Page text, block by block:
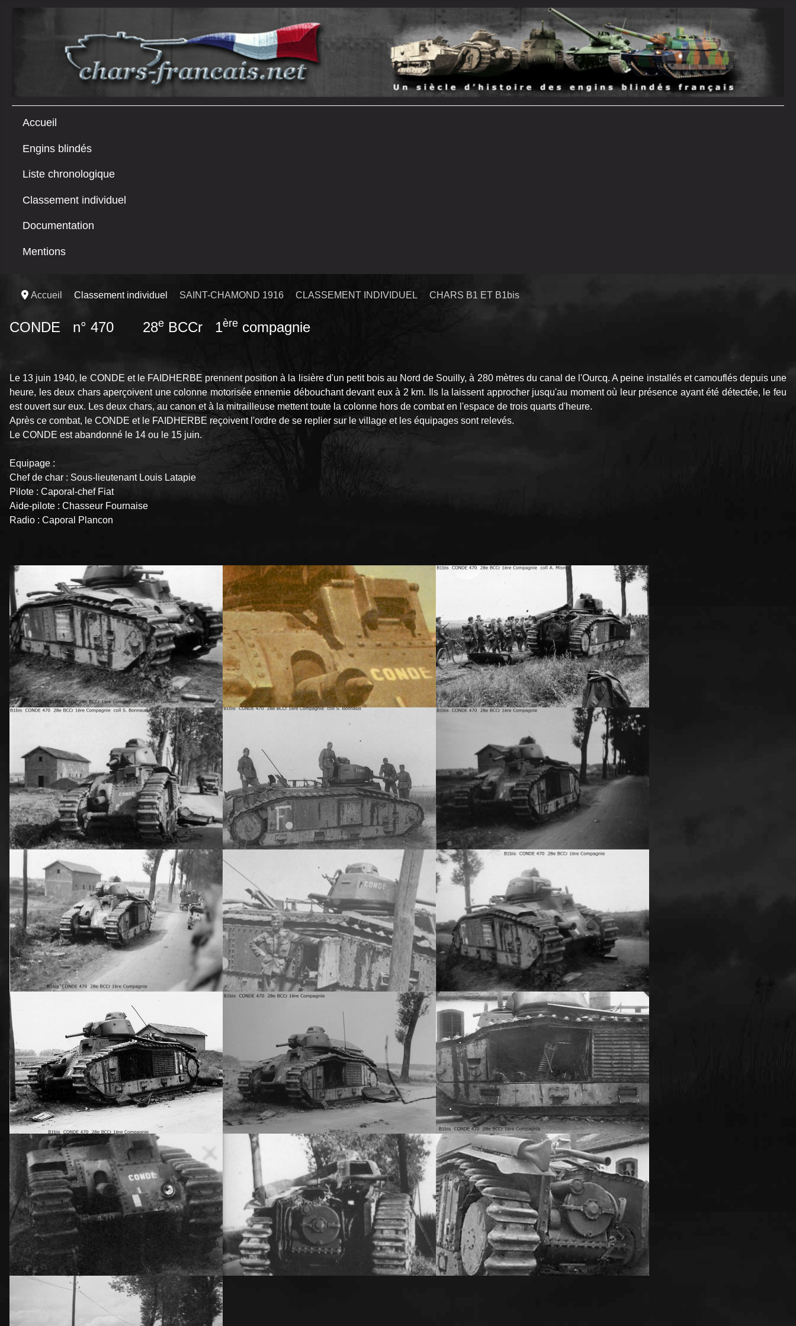
Accueil
Engins blindés
Liste chronologique
Classement individuel
Documentation
Mentions
Accueil Classement individuel SAINT-CHAMOND 1916 CLASSEMENT INDIVIDUEL CHARS B1 ET B1bis
CONDE n° 470 28e BCCr 1ère compagnie
Le 13 juin 1940, le CONDE et le FAIDHERBE prennent position à la lisière d'un petit bois au Nord de Souilly, à 280 mètres du canal de l'Ourcq. A peine installés et camouflés depuis une
heure, les deux chars aperçoivent une colonne motorisée ennemie débouchant devant eux à 2 km. Ils la laissent approcher jusqu'au moment où leur présence ayant été détectée, le feu
est ouvert sur eux. Les deux chars, au canon et à la mitrailleuse mettent toute la colonne hors de combat en l'espace de trois quarts d'heure.
Après ce combat, le CONDE et le FAIDHERBE reçoivent l'ordre de se replier sur le village et les équipages sont relevés.
Le CONDE est abandonné le 14 ou le 15 juin.
Equipage :
Chef de char : Sous-lieutenant Louis Latapie
Pilote : Caporal-chef Fiat
Aide-pilote : Chasseur Fournaise
Radio : Caporal Plancon